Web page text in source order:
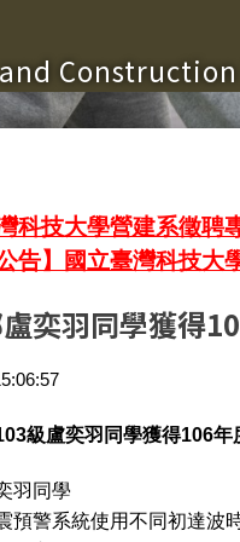
科技大學營建系徵聘
公告】國立臺灣科技
奕羽同學獲得
級盧奕羽同學獲得106年
羽同學
預警系統使用不同初達波